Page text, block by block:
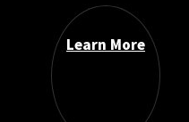
Learn More